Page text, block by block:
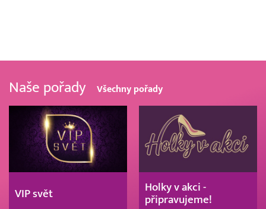
Naše pořady Všechny pořady
VIP svět
Holky v akci -
připravujeme!